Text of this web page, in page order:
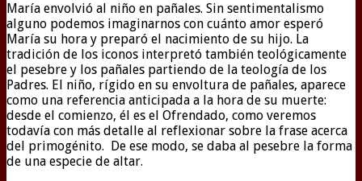
María envolvió al niño en pañales. Sin sentimentalismo
alguno podemos imaginarnos con cuánto amor esperó
María su hora y preparó el nacimiento de su hijo. La
tradición de los iconos interpretó también teológicamente
el pesebre y los pañales partiendo de la teología de los
Padres. El niño, rígido en su envoltura de pañales, aparece
como una referencia anticipada a la hora de su muerte:
desde el comienzo, él es el Ofrendado, como veremos
todavía con más detalle al reflexionar sobre la frase acerca
del primogénito. De ese modo, se daba al pesebre la forma
de una especie de altar.